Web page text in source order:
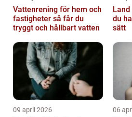
Vattenrening för hem och
fastigheter så får du
tryggt och hållbart vatten
Land
du
sätt
09 april 2026 06